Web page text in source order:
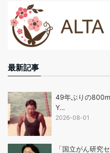
最新記事
49年ぶりの
Y…
2026-08-01
「国立がん研究